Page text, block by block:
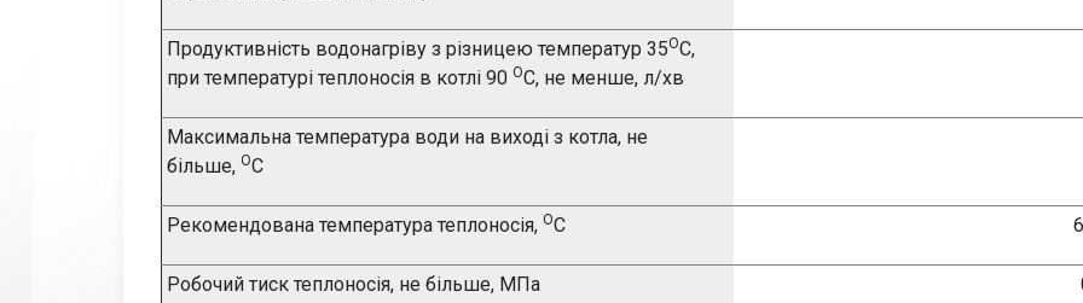
Продуктивність водонагріву з різницею температур 35ОС,
при температурі теплоносія в котлі 90 ОС, не менше, л/хв
Максимальна температура води на виході з котла, не
більше, ОС
Рекомендована температура теплоносія, ОС
Робочий тиск теплоносія, не більше, МПа